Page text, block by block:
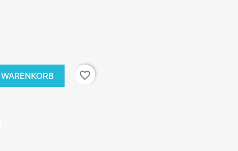
favorite_border